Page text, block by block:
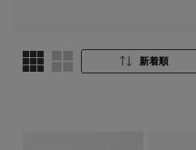
新着順